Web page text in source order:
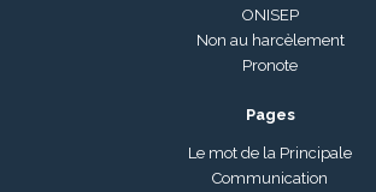
ONISEP
Non au harcèlement
Pronote
Pages
Le mot de la Principale
Communication